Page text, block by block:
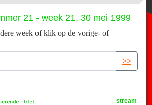
21 - week 21, 30 mei 1999
week of klik op de vorige- of
>>
stream